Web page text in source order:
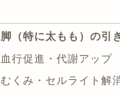
脚（特に太もも）の引
血行促進・代謝アップ
むくみ・セルライト解